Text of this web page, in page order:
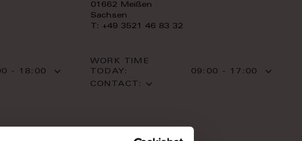
- 18:00
01662 Meißen
Sachsen
T: +49 3521 46 83 32
WORK TIME
TODAY:
09:00 - 17:00
CONTACT: